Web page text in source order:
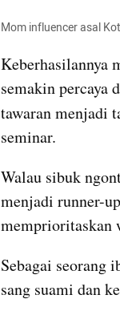
Mom influencer asal
Keberhasilannya
semakin percaya
tawaran menjadi
seminar.
Walau sibuk
menjadi runner-
memprioritaskan
Sebagai seorang
sang suami dan